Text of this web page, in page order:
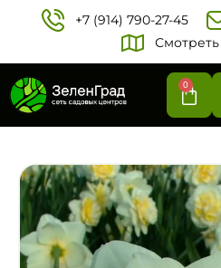
+7 (914) 790-27-45‬
0